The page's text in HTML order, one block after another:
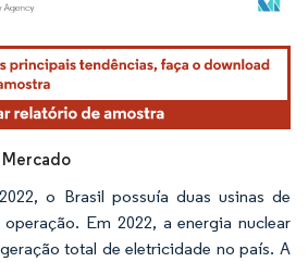
O reuso requer atribuição conforme CC BY 4.0.
Mercado
o Brasil possuía duas usinas de
Em 2022, a energia nuclear
total de eletricidade no país. A